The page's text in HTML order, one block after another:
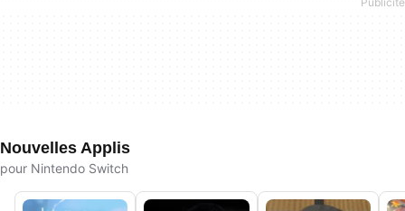
Nouvelles Applis
pour Nintendo Switch